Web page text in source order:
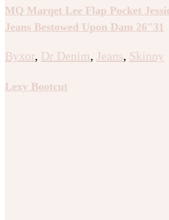
MQ Marqet Lee Flap Pocket
Jeans Bestowed Upon Dam 26″31
Byxor, Dr Denim, Jeans, Skinny
Lexy Bootcut